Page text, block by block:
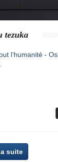
tezuka
suite